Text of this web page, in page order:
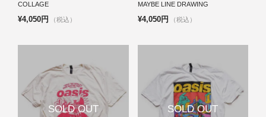
COLLAGE
¥4,050円 （税込）
MAYBE LINE DRAWING
¥4,050円 （税込）
SOLD OUT SOLD OUT